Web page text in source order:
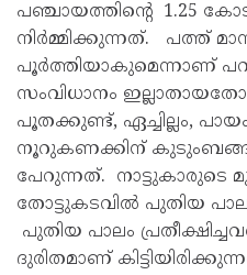
പഞ്ചായത്തിന്റെ 1.25
നിര്‍മ്മിക്കുന്നത്. പത്ത്
പൂര്‍ത്തിയാകുമെന്നാണ്
സംവിധാനം
പൂതക്കുണ്ട്, ഏച്ചില്ലം,
നൂറുകണക്കിന്
പേറുന്നത്. നാട്ടുകാരുടെ
തോട്ടുകടവില്‍ പുതിയ
പുതിയ പാലം
ദുരിതമാണ്